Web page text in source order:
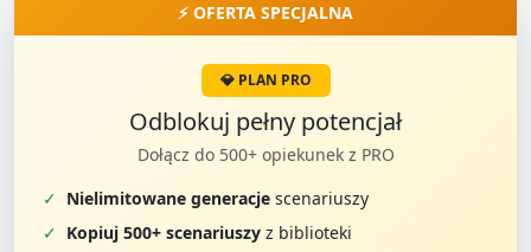
⚡ OFERTA SPECJALNA
💎 PLAN PRO
Odblokuj pełny potencjał
Dołącz do 500+ opiekunek z PRO
✓ Nielimitowane generacje scenariuszy
✓ Kopiuj 500+ scenariuszy z biblioteki